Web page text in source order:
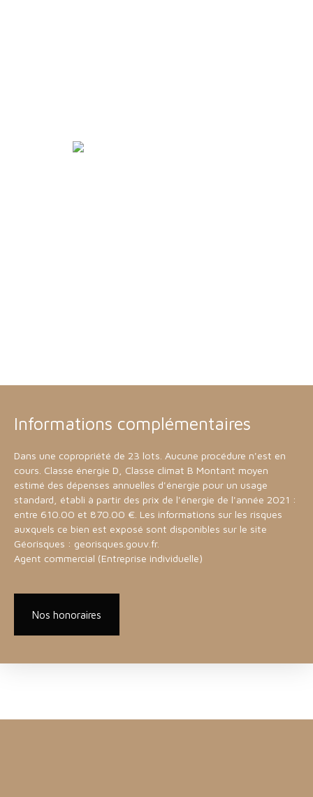
Informations complémentaires
Dans une copropriété de 23 lots. Aucune procédure n'est en
cours. Classe énergie D, Classe climat B Montant moyen
estimé des dépenses annuelles d'énergie pour un usage
standard, établi à partir des prix de l'énergie de l'année 2021 :
entre 610.00 et 870.00 €. Les informations sur les risques
auxquels ce bien est exposé sont disponibles sur le site
Géorisques : georisques.gouv.fr.
Agent commercial (Entreprise individuelle)
Nos honoraires